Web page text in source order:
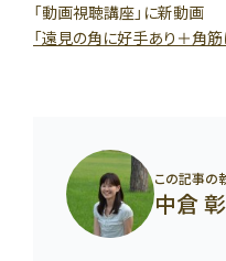
「動画視聴講座」に新動画
「遠見の角に好手あり＋角
この記事の
中倉